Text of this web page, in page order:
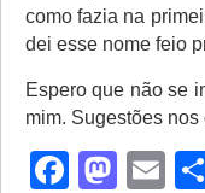
como fazia na
dei esse nome feio
Espero que não se
mim. Sugestões